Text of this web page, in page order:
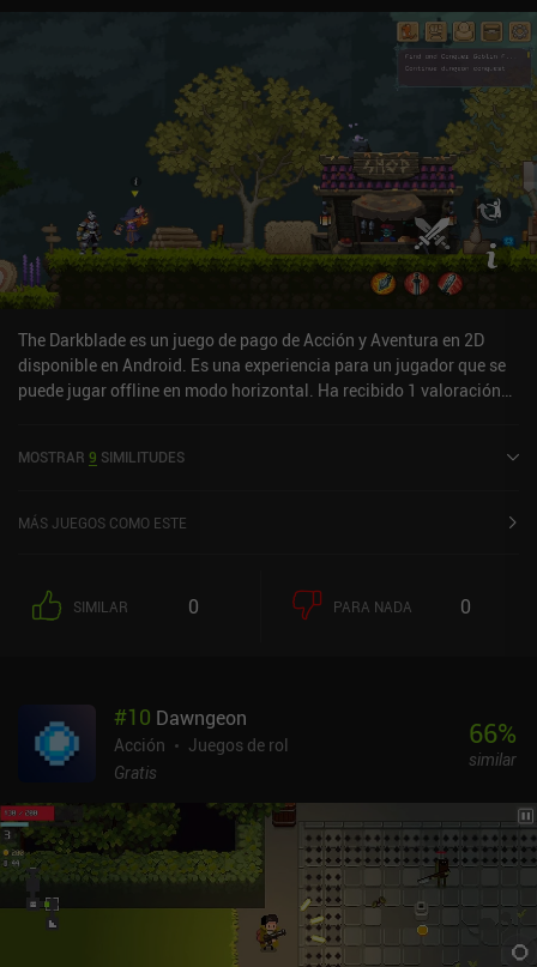
jugadores les gusta y otros prefieren evitar.Durante el combate,
basta con tocar cualquier lado de la pantalla para correr y atacar
en esa dirección, o tocar botones para activar habilidades. Este
mecanismo de control funciona bien, pero también crea un techo
de habilidad que hace que ganar niveles dependa hasta cierto
punto del equipo y de los potenciadores que elijamos,
independientemente de lo bien que juguemos.Bangbang Rabbit! se
monetiza mediante un número muy elevado de anuncios
incentivados que se promocionan mucho, iAPs para moneda
premium y packs que nos permiten progresar más rápido, y un
sistema de energía que limita la duración máxima de nuestra
sesión de juego. La monetización es muy fuerte, pero aún no he
visto ningún muro de pago, así que los jugadores que no paguen
pueden disfrutar del juego si no les molestan los anuncios
incentivados.
The Darkblade es un juego de pago de Acción y Aventura en 2D
disponible en Android. Es una experiencia para un jugador que se
puede jugar offline en modo horizontal. Ha recibido 1 valoración
MOSTRAR 9 SIMILITUDES
MÁS JUEGOS COMO ESTE
SIMILAR 0 PARA NADA 0
#10 Dawngeon
Acción
Juegos de rol
Gratis
66%
similar